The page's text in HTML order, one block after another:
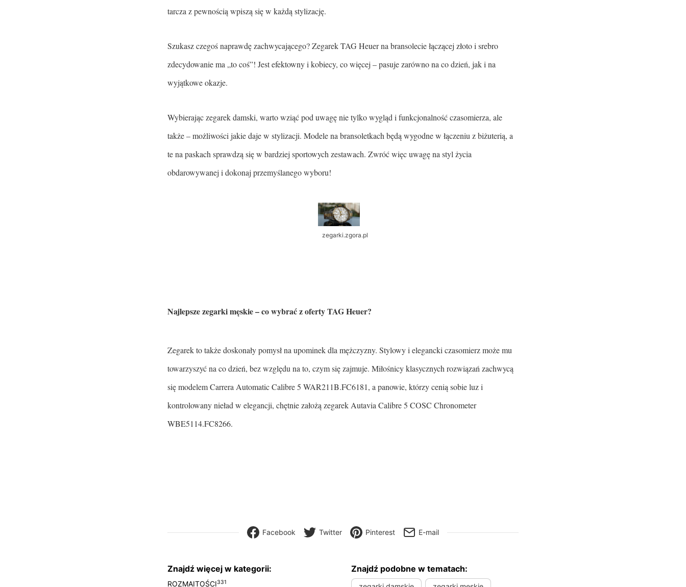
tarcza z pewnością wpiszą się w każdą stylizację.
Szukasz czegoś naprawdę zachwycającego? Zegarek TAG Heuer na bransolecie łączącej złoto i srebro
zdecydowanie ma „to coś”! Jest efektowny i kobiecy, co więcej – pasuje zarówno na co dzień, jak i na
wyjątkowe okazje.
Wybierając zegarek damski, warto wziąć pod uwagę nie tylko wygląd i funkcjonalność czasomierza, ale
także – możliwości jakie daje w stylizacji. Modele na bransoletkach będą wygodne w łączeniu z biżuterią, a
te na paskach sprawdzą się w bardziej sportowych zestawach. Zwróć więc uwagę na styl życia
obdarowywanej i dokonaj przemyślanego wyboru!
zegarki.zgora.pl
Najlepsze zegarki męskie – co wybrać z oferty TAG Heuer?
Zegarek to także doskonały pomysł na upominek dla mężczyzny. Stylowy i elegancki czasomierz może mu
towarzyszyć na co dzień, bez względu na to, czym się zajmuje. Miłośnicy klasycznych rozwiązań zachwycą
się modelem Carrera Automatic Calibre 5 WAR211B.FC6181, a panowie, którzy cenią sobie luz i
kontrolowany nieład w elegancji, chętnie założą zegarek Autavia Calibre 5 COSC Chronometer
WBE5114.FC8266.
Facebook Twitter Pinterest E-mail
Znajdź więcej w kategorii:
ROZMAITOŚCI331
Znajdź podobne w tematach: